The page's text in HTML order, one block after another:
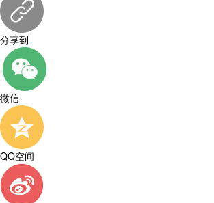
分享到
微信
QQ空间